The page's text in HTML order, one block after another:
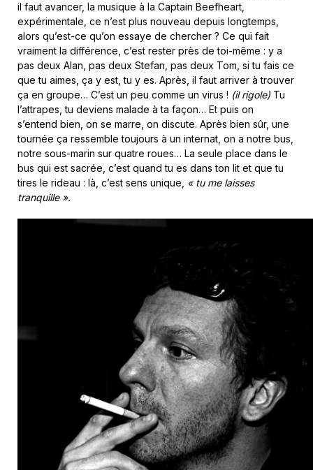
il faut avancer, la musique à la Captain Beefheart,
expérimentale, ce n’est plus nouveau depuis longtemps,
alors qu’est-ce qu’on essaye de chercher ? Ce qui fait
vraiment la différence, c’est rester près de toi-même : y a
pas deux Alan, pas deux Stefan, pas deux Tom, si tu fais ce
que tu aimes, ça y est, tu y es. Après, il faut arriver à trouver
ça en groupe… C’est un peu comme un virus ! (il rigole) Tu
l’attrapes, tu deviens malade à ta façon… Et puis on
s’entend bien, on se marre, on discute. Après bien sûr, une
tournée ça ressemble toujours à un internat, on a notre bus,
notre sous-marin sur quatre roues… La seule place dans le
bus qui est sacrée, c’est quand tu es dans ton lit et que tu
tires le rideau : là, c’est sens unique,
« tu me laisses
tranquille ».